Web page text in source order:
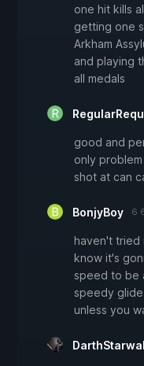
one hit kills
getting one
Arkham
and playing
all medals
good and
only
shot at can
BonjyBoy 6
haven't tried
know it's
speed to be
speedy
unless you